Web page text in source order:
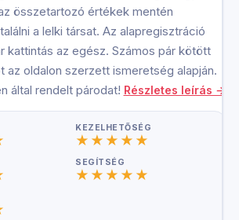
összetartozó értékek mentén
a lelki társat. Az alapregisztráció
kattintás az egész. Számos pár kötött
az oldalon szerzett ismeretség alapján.
által rendelt párodat! Részletes leírás →
KEZELHETŐSÉG
SEGÍTSÉG